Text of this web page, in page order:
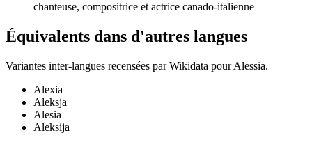
chanteuse, compositrice et actrice canado-italienne
Équivalents dans d'autres langues
Variantes inter-langues recensées par Wikidata pourAlessia.
Alexia
Aleksja
Alesia
Aleksija